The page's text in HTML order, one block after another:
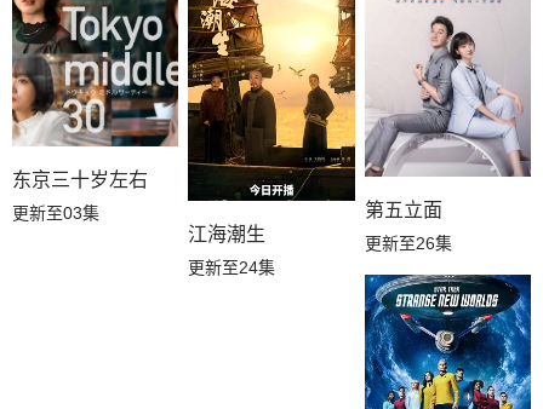
东京三十岁左右
更新至03集
江海潮生
更新至24集
第五立面
更新至26集